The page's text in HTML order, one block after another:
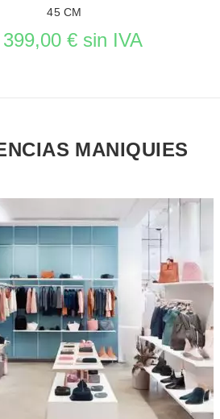
45 CM
399,00 € sin IVA
MOBILIAROS DE TIENDAS
MANIQUIES